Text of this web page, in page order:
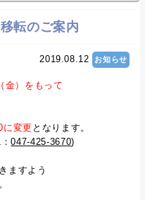
転のご案内
2019.08.12 お知らせ
）をもって
に変更 となります。
047-425-3670)
ますよう